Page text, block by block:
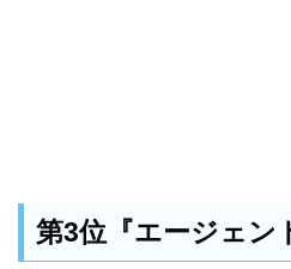
第3位『エージェン